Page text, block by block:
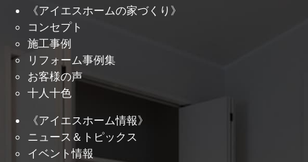
《アイエスホームの家づくり》
コンセプト
施工事例
リフォーム事例集
お客様の声
十人十色
《アイエスホーム情報》
ニュース＆トピックス
イベント情報